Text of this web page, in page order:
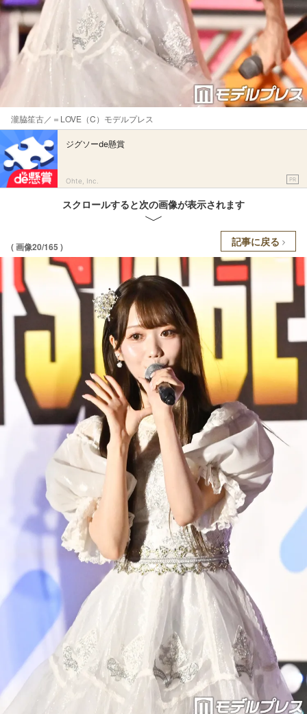
瀧脇笙古／＝LOVE（C）モデルプレス
ジグソーde懸賞
Ohte, Inc. PR
スクロールすると次の画像が表示されます
( 画像20/165 ) 記事に戻る